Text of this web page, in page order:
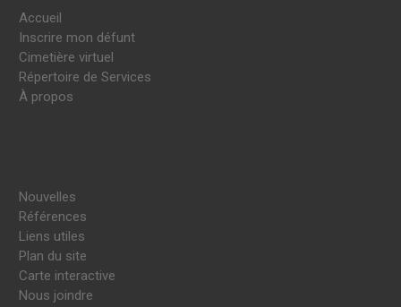
Accueil
Inscrire mon défunt
Cimetière virtuel
Répertoire de Services
À propos
Nouvelles
Références
Liens utiles
Plan du site
Carte interactive
Nous joindre